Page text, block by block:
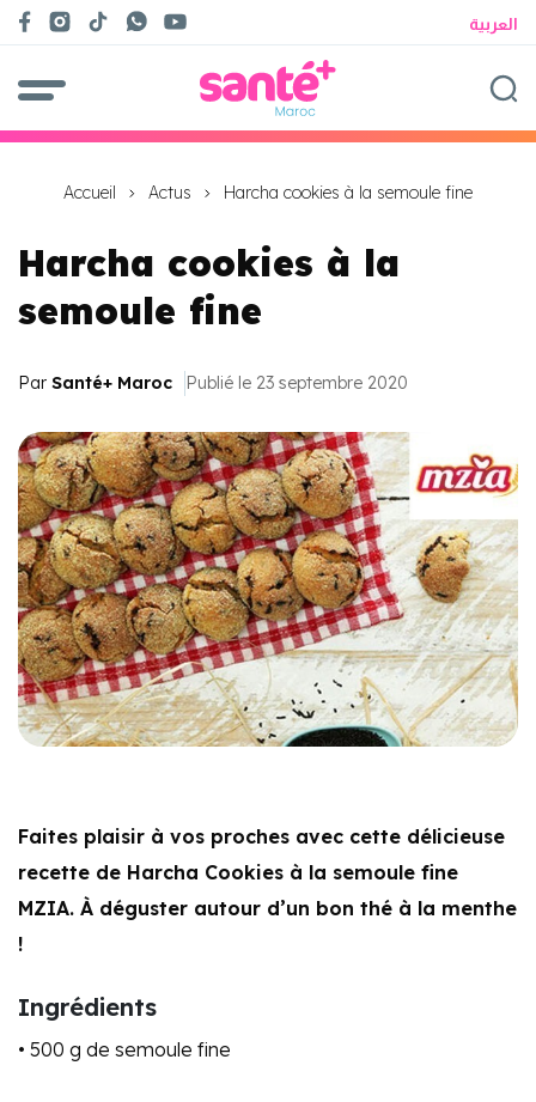
العربية
Accueil Actus Harcha cookies à la semoule fine
Harcha cookies à la
semoule fine
Par Santé+ Maroc Publié le 23 septembre 2020
Faites plaisir à vos proches avec cette délicieuse
recette de Harcha Cookies à la semoule fine
MZIA. À déguster autour d’un bon thé à la menthe
!
Ingrédients
• 500 g de semoule fine